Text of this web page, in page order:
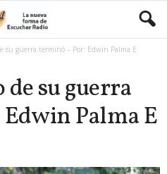
su guerra terminó – Por: Edwin Palma E
su guerra
Palma E